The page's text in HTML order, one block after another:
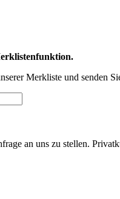
Merkliste und senden
an uns zu stellen.